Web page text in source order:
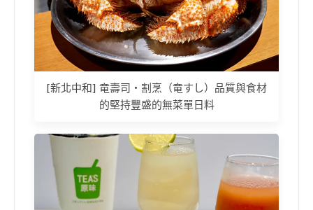
[新北中和] 竜壽司‧割烹（竜すし）品質與食材
的堅持豐盛的無菜單日料